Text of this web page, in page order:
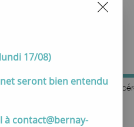
Contactez-nous
81 cm 2 tiroirs avec vasque
17/08)
seront bien entendu
à contact@bernay-